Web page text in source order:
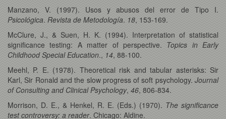
Manzano, V. (1997). Usos y abusos del error de Tipo I.
Psicológica. Revista de Metodología. 18, 153-169.
McClure, J., & Suen, H. K. (1994). Interpretation of statistical
significance testing: A matter of perspective. Topics in Early
Childhood Special Education., 14, 88-100.
Meehl, P. E. (1978). Theoretical risk and tabular asterisks: Sir
Karl, Sir Ronald and the slow progress of soft psychology. Journal
of Consulting and Clinical Psychology, 46, 806-834.
Morrison, D. E., & Henkel, R. E. (Eds.) (1970). The significance
test controversy: a reader. Chicago: Aldine.